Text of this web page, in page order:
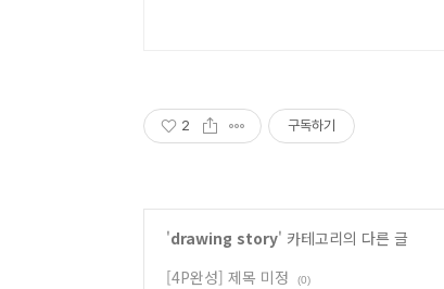
2 구독하기
'drawing story' 카테고리의 다른 글
[4P완성] 제목 미정
(0)